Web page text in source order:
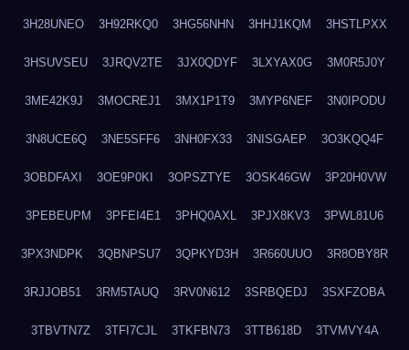
3H28UNEO 3H92RKQ0 3HG56NHN 3HHJ1KQM 3HSTLPXX
3HSUVSEU 3JRQV2TE 3JX0QDYF 3LXYAX0G 3M0R5J0Y
3ME42K9J 3MOCREJ1 3MX1P1T9 3MYP6NEF 3N0IPODU
3N8UCE6Q 3NE5SFF6 3NH0FX33 3NISGAEP 3O3KQQ4F
3OBDFAXI 3OE9P0KI 3OPSZTYE 3OSK46GW 3P20H0VW
3PEBEUPM 3PFEI4E1 3PHQ0AXL 3PJX8KV3 3PWL81U6
3PX3NDPK 3QBNPSU7 3QPKYD3H 3R660UUO 3R8OBY8R
3RJJOB51 3RM5TAUQ 3RV0N612 3SRBQEDJ 3SXFZOBA
3TBVTN7Z 3TFI7CJL 3TKFBN73 3TTB618D 3TVMVY4A